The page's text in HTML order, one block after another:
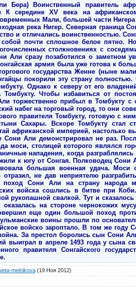
Бера) Воинственный правитель
середине XV века на
Мали, большей части
река Нигер. Северная граница
и отличались воинственностью.
собой почти сплошное белое пятно.
столкновениях с
Али сразу позаботился о заметном
армия была уже готова к
государства Женне (ныне
покорили эту страну
Однако к северу от его
Чтобы избавиться от
торжественно прибыл в Томбукту
набег на торговый город, то они
правителя Томбукту, готовую с
Сахары. Вскоре Томбукту стал
африканской империей, настолько
Али демонстрировал не раз.
моси, столицей которого являлся
нападения, когда
к югу от Сонгая. Полководец Сони
большая военная удача.
не дав неприятелю
поход Сони Али на страну народа
войска сошлись в битве при
рукопашной свалкой. Тут и
оказалась на стороне чернокожих
еще один большой поход
воины прошли по
войско зароптало. В том же
За престол боролись сын Сони
выиграл в апреле 1493 года у сына
правителя Сонгайского
melnikova (19 Ноя 2012)